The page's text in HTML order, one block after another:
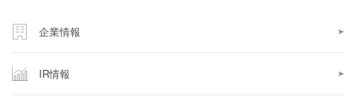
企業情報
IR情報